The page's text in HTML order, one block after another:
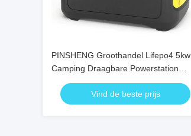
PINSHENG Groothandel Lifepo4 5kw
Camping Draagbare Powerstation
Zonne Generator Waterdichte
Draagbare Power Station 5000w
Industrie
Vind de beste prijs